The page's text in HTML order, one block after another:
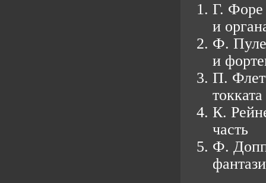
Г.
и
Ф.
и
П.
токката
К.
часть
Ф.